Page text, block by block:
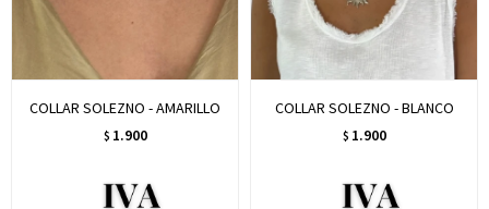
COLLAR SOLEZNO - AMARILLO
$ 1.900
COLLAR SOLEZNO - BLANCO
$ 1.900